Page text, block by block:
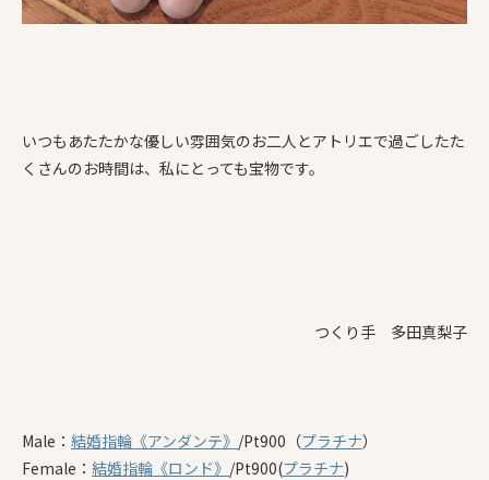
いつもあたたかな優しい雰囲気のお二人とアトリエで過ごしたた
くさんのお時間は、私にとっても宝物です。
つくり手 多田真梨子
Male： 結婚指輪 《アンダンテ》 /Pt900（プラチナ）
Female： 結婚指輪 《ロンド》 /Pt900(プラチナ)